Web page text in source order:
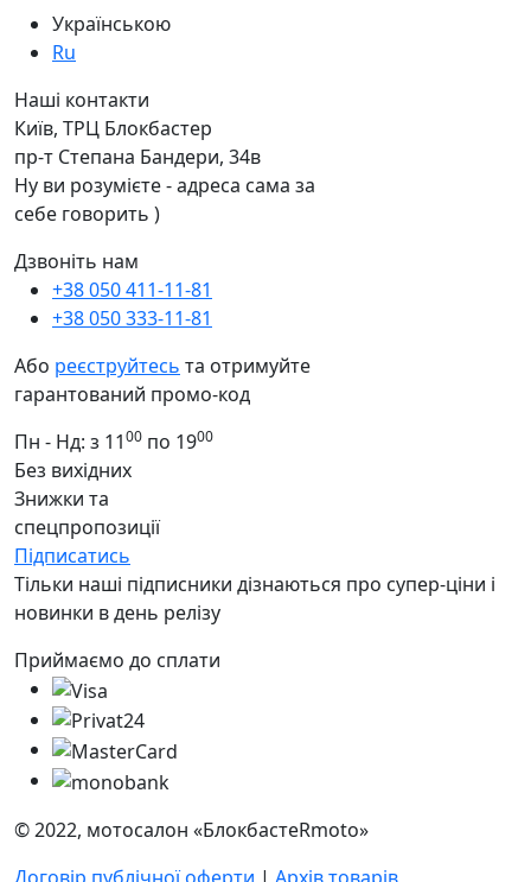
Українською
Ru
Наші контакти
Київ, ТРЦ Блокбастер
пр-т Степана Бандери, 34в
Ну ви розумієте - адреса сама за
себе говорить )
Дзвоніть нам
+38 050 411-11-81
+38 050 333-11-81
Або реєструйтесь та отримуйте
гарантований промо-код
Пн - Нд: з 1100 по 1900
Без вихідних
Знижки та
спецпропозиції
Підписатись
Тільки наші підписники дізнаються про супер-ціни і
новинки в день релізу
Приймаємо до сплати
© 2022, мотосалон «БлокбастеRmoto»